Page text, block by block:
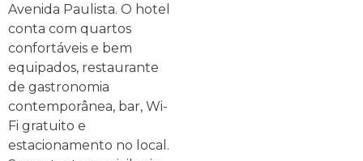
Avenida Paulista. O hotel
conta com quartos
confortáveis e bem
equipados, restaurante
de gastronomia
contemporânea, bar, Wi-
Fi gratuito e
estacionamento no local.